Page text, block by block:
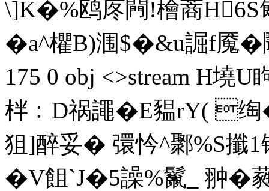
\]K�%鸥庝闁!檜蔏
�a^欋B)涠$�&u誳f魇�
175 0 obj <>stream H墝U
柈﹕D祸譝�E豱rY( 
狙]醉妥� 彋忴^鄹%S攕
�V飷`J�5譟%鬣_ 翀�